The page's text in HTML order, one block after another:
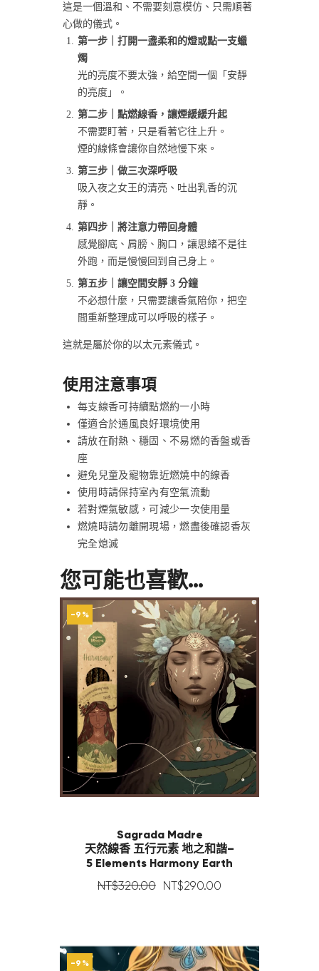
這是一個溫和、不需要刻意模仿、只需順著
心做的儀式。
第一步｜打開一盞柔和的燈或點一支蠟
燭
光的亮度不要太強，給空間一個「安靜
的亮度」。
第二步｜點燃線香，讓煙緩緩升起
不需要盯著，只是看著它往上升。
煙的線條會讓你自然地慢下來。
第三步｜做三次深呼吸
吸入夜之女王的清亮、吐出乳香的沉
靜。
第四步｜將注意力帶回身體
感覺腳底、肩膀、胸口，讓思緒不是往
外跑，而是慢慢回到自己身上。
第五步｜讓空間安靜 3 分鐘
不必想什麼，只需要讓香氣陪你，把空
間重新整理成可以呼吸的樣子。
這就是屬於你的以太元素儀式。
使用注意事項
每支線香可持續點燃約一小時
僅適合於通風良好環境使用
請放在耐熱、穩固、不易燃的香盤或香
座
避免兒童及寵物靠近燃燒中的線香
使用時請保持室內有空氣流動
若對煙氣敏感，可減少一次使用量
燃燒時請勿離開現場，燃盡後確認香灰
完全熄滅
您可能也喜歡…
-9%
Sagrada Madre
天然線香 五行元素 地之和諧–
5 Elements Harmony Earth
NT$320.00 NT$290.00
-9%